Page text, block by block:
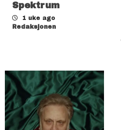
Spektrum
1 uke ago
Redaksjonen